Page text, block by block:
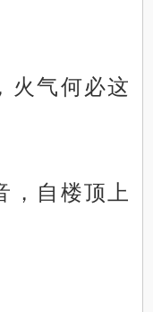
火气何必这
，自楼顶上